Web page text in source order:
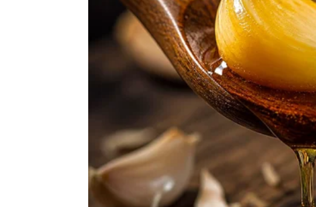
Novac prestaje da bude izvor straha. Postaje alat koji
najveći uspeh.
Životni san – spokoj
Najdublji san Bika jeste spokojan život bez stalne
koji su vam crpeli energiju se udaljavaju, situacije
stigao sam tamo gde treba da budem.
OVAN – SNOVI KOJI SE